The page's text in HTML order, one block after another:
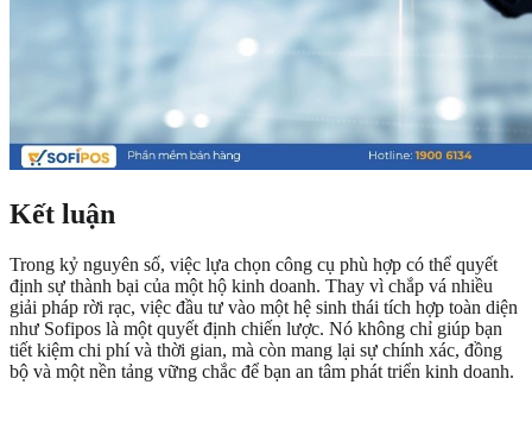
Kết luận
Trong kỷ nguyên số, việc lựa chọn công cụ phù hợp có thể quyết
định sự thành bại của một hộ kinh doanh. Thay vì chắp vá nhiều
giải pháp rời rạc, việc đầu tư vào một hệ sinh thái tích hợp toàn diện
như Sofipos là một quyết định chiến lược. Nó không chỉ giúp bạn
tiết kiệm chi phí và thời gian, mà còn mang lại sự chính xác, đồng
bộ và một nền tảng vững chắc để bạn an tâm phát triển kinh doanh.